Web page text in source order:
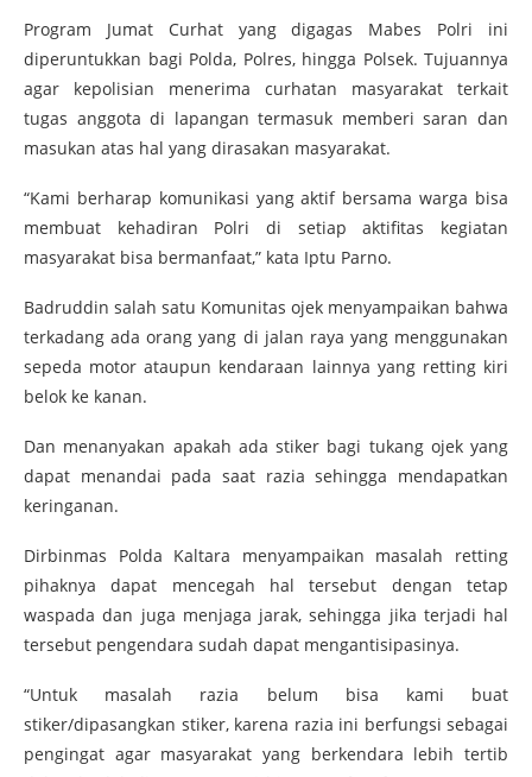
Program Jumat Curhat yang digagas Mabes Polri ini
diperuntukkan bagi Polda, Polres, hingga Polsek. Tujuannya
agar kepolisian menerima curhatan masyarakat terkait
tugas anggota di lapangan termasuk memberi saran dan
masukan atas hal yang dirasakan masyarakat.
“Kami berharap komunikasi yang aktif bersama warga bisa
membuat kehadiran Polri di setiap aktifitas kegiatan
masyarakat bisa bermanfaat,” kata Iptu Parno.
Badruddin salah satu Komunitas ojek menyampaikan bahwa
terkadang ada orang yang di jalan raya yang menggunakan
sepeda motor ataupun kendaraan lainnya yang retting kiri
belok ke kanan.
Dan menanyakan apakah ada stiker bagi tukang ojek yang
dapat menandai pada saat razia sehingga mendapatkan
keringanan.
Dirbinmas Polda Kaltara menyampaikan masalah retting
pihaknya dapat mencegah hal tersebut dengan tetap
waspada dan juga menjaga jarak, sehingga jika terjadi hal
tersebut pengendara sudah dapat mengantisipasinya.
“Untuk masalah razia belum bisa kami buat
stiker/dipasangkan stiker, karena razia ini berfungsi sebagai
pengingat agar masyarakat yang berkendara lebih tertib